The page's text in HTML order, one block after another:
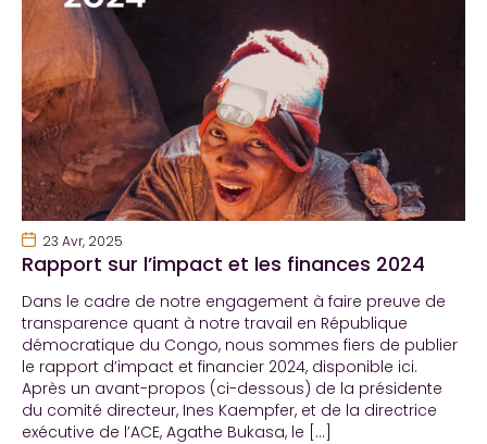
23 Avr, 2025
Rapport sur l’impact et les finances 2024
Dans le cadre de notre engagement à faire preuve de
transparence quant à notre travail en République
démocratique du Congo, nous sommes fiers de publier
le rapport d’impact et financier 2024, disponible ici.
Après un avant-propos (ci-dessous) de la présidente
du comité directeur, Ines Kaempfer, et de la directrice
exécutive de l’ACE, Agathe Bukasa, le […]